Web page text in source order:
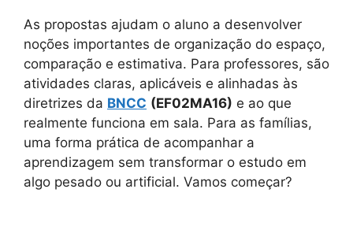
As propostas ajudam o aluno a desenvolver
noções importantes de organização do espaço,
comparação e estimativa. Para professores, são
atividades claras, aplicáveis e alinhadas às
diretrizes da BNCC (EF02MA16) e ao que
realmente funciona em sala. Para as famílias,
uma forma prática de acompanhar a
aprendizagem sem transformar o estudo em
algo pesado ou artificial. Vamos começar?